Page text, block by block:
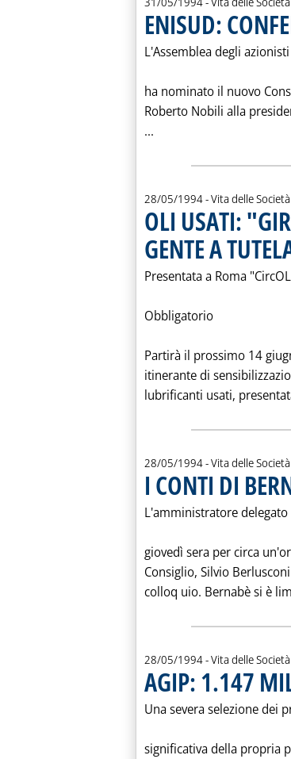
ENISUD:
L'Assemblea degli
ha nominato il nuovo
Roberto Nobili alla
...
28/05/1994- Vita delle
OLI USATI:
GENTE A
Presentata a Roma
Obbligatorio
Partirà il prossimo 14
itinerante di
lubrificanti usati,
28/05/1994- Vita delle
I CONTI DI
L'amministratore
giovedì sera per circa
Consiglio, Silvio
colloq uio. Bernabè si è
28/05/1994- Vita delle
AGIP: 1.147
Una severa selezione dei
significativa della propria